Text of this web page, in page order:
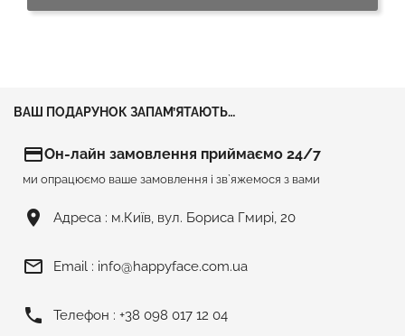
ВАШ ПОДАРУНОК ЗАПАМ’ЯТАЮТЬ…
credit_cardОн-лайн замовлення приймаємо 24/7
ми опрацюємо ваше замовлення і зв`яжемося з вами
room Адреса : м.Київ, вул. Бориса Гмирі, 20
mail_outline Email : info@happyface.com.ua
phone Телефон : +38 098 017 12 04